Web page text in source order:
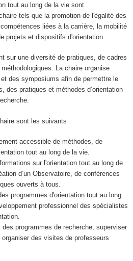
tout au long de la vie sont
tels que la promotion de l'égalité des
liées à la carrière, la mobilité
projets et dispositifs d'orientation.
sur une diversité de pratiques, de cadres
La chaire organise
des symposiums afin de permettre le
des pratiques et méthodes d’orientation
sont les suivants
accessible de méthodes, de
tout au long de la vie.
sur l'orientation tout au long de
d’un Observatoire, de conférences
ouverts à tous.
programmes d'orientation tout au long
professionnel des spécialistes
programmes de recherche, superviser
des visites de professeurs